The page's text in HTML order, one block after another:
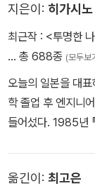
지은이: 히가시
최근작 : <투명한
… 총 688종 (모두보
오늘의 일본을 대
학 졸업 후 엔지니
들어섰다. 1985년
상 소설 부문상,
옮긴이: 최고은